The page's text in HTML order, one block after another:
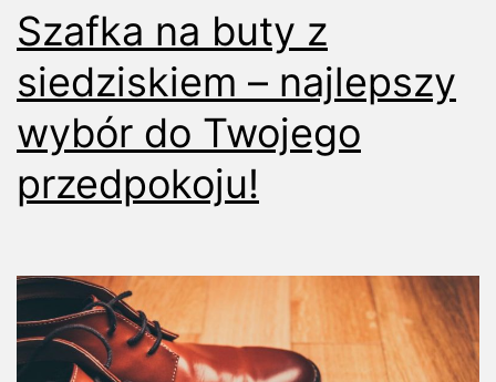
Szafka na buty z
siedziskiem – najlepszy
wybór do Twojego
przedpokoju!